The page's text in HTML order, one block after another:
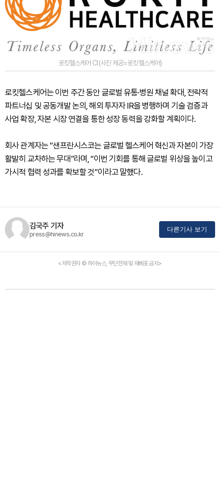
로킷헬스케어 CI (사진 제공=로킷헬스케어)
로킷헬스케어는 이번 주간 동안 글로벌 유통·병원 채널 확대, 전략적
파트너십 및 공동개발 논의, 해외 투자자 IR을 병행하며 기술 검증과
사업 확장, 자본 시장 연결을 통한 성장 동력을 강화할 계획이다.
회사 관계자는 “샌프란시스코는 글로벌 헬스케어 혁신과 자본이 가장
활발히 교차하는 무대”라며, “이번 기회를 통해 글로벌 위상을 높이고
가시적 협력 성과를 확보할 것”이라고 말했다.
김국주 기자
press@hinews.co.kr
다른기사 보기
<저작권자 © 하이뉴스, 무단전재 및 재배포 금지>